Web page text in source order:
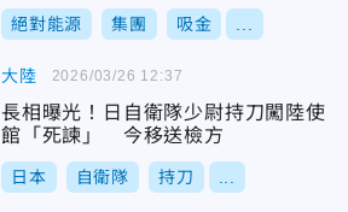
絕對能源 集團 吸金
大陸
長相曝光！日自衛隊少尉持刀闖陸使
館「死諫」 今移送檢方
日本 自衛隊 持刀
2026/03/26 12:37